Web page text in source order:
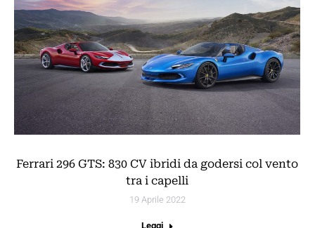
Ferrari 296 GTS: 830 CV ibridi da godersi col vento
tra i capelli
19 Aprile 2022
Leggi